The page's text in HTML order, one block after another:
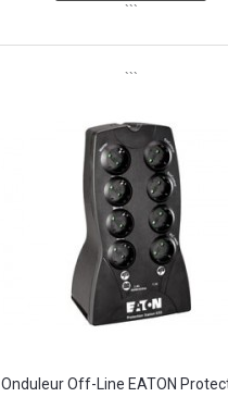
```
```
Onduleur Off-Line EATON